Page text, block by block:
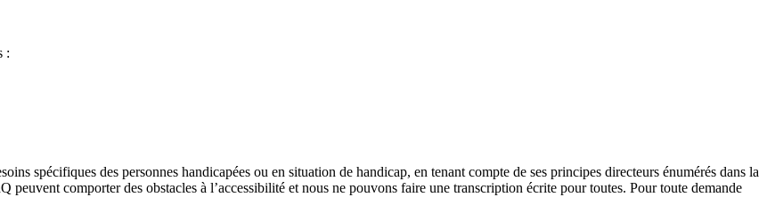
:
spécifiques des personnes handicapées ou en situation de handicap, en tenant compte de ses principes directeurs énumérés dans la
peuvent comporter des obstacles à l’accessibilité et nous ne pouvons faire une transcription écrite pour toutes. Pour toute demande